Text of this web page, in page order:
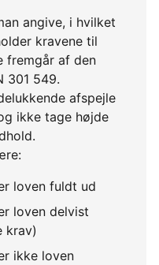
angive, i hvilket
kravene til
fremgår af den
301 549.
afspejle
ikke tage højde
loven fuldt ud
loven delvist
krav)
ikke loven